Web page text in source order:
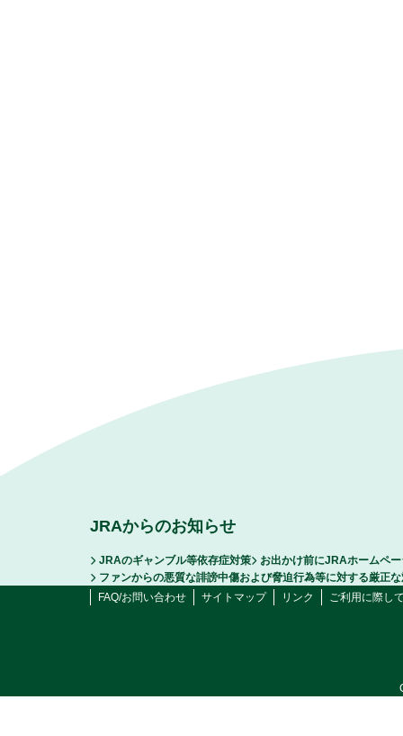
JRAからのお知らせ
JRAのギャンブル等依存症対策
お出かけ前にJRAホームペ
ファンからの悪質な誹謗中傷および脅迫行為等に対する厳正
FAQ/お問い合わせ
サイトマップ リンク ご利用に際し